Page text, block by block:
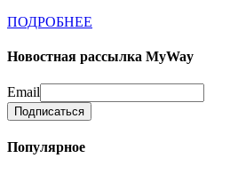
ПОДРОБНЕЕ
Новостная рассылка MyWay
Email
Популярное